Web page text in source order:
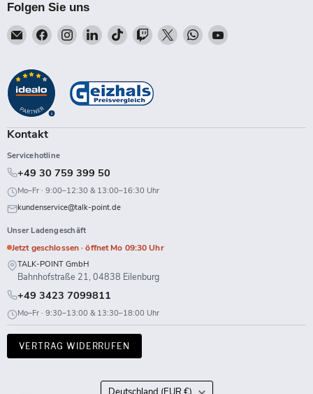
Folgen Sie uns
Email
Talk-
Finden
Sie
auf
Facebook
Finden
Sie
auf
Instagram
Finden
Sie
auf
LinkedIn
Finden
Sie
auf
TikTok
Finden
Sie
Twitch
Finden
Sie
Finden
Sie
Finden
Kontakt
Servicehotline
+49 30 759 399 50
Mo–Fr · 9:00–12:30 & 13:00–16:30 Uhr
kundenservice@talk-point.de
Unser Ladengeschäft
Jetzt geschlossen · öffnet Mo 09:30 Uhr
TALK-POINT GmbH
Bahnhofstraße 21, 04838 Eilenburg
+49 3423 7099811
Mo–Fr · 9:30–13:00 & 13:30–18:00 Uhr
VERTRAG WIDERRUFEN
Land